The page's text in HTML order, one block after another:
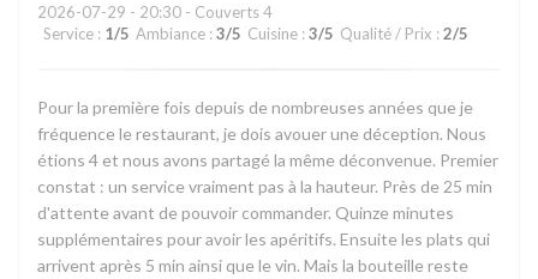
2026-07-29 - 20:30 - Couverts 4
Service : 1/5 Ambiance : 3/5 Cuisine : 3/5 Qualité / Prix : 2/5
Pour la première fois depuis de nombreuses années que je
fréquence le restaurant, je dois avouer une déception. Nous
étions 4 et nous avons partagé la même déconvenue. Premier
constat : un service vraiment pas à la hauteur. Près de 25 min
d'attente avant de pouvoir commander. Quinze minutes
supplémentaires pour avoir les apéritifs. Ensuite les plats qui
arrivent après 5 min ainsi que le vin. Mais la bouteille reste